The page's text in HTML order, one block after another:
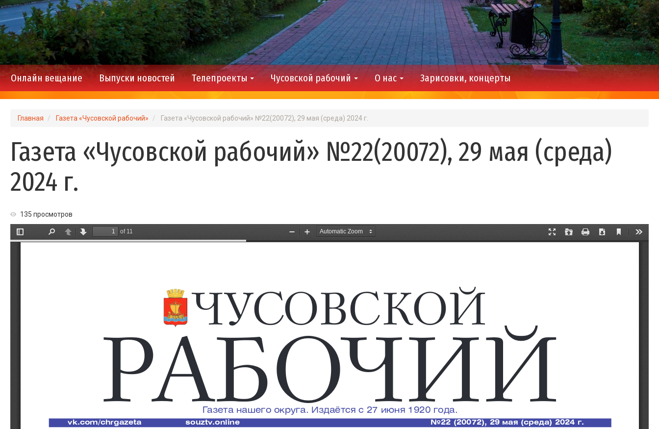
Main
navigation
Онлайн вещание Выпуски новостей Телепроекты Чусовской рабочий О нас Зарисовки, концерты
Главная Газета «Чусовской рабочий» Газета «Чусовской рабочий» №22(20072), 29 мая (среда) 2024 г.
Газета «Чусовской рабочий» №22(20072), 29 мая (среда)
2024 г.
135 просмотров